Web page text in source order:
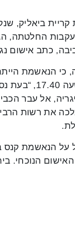
קריית ביאליק,
החלטתה,
כתב אישום
לנובמבר
אל עבר
את רשות
הנוכחי.